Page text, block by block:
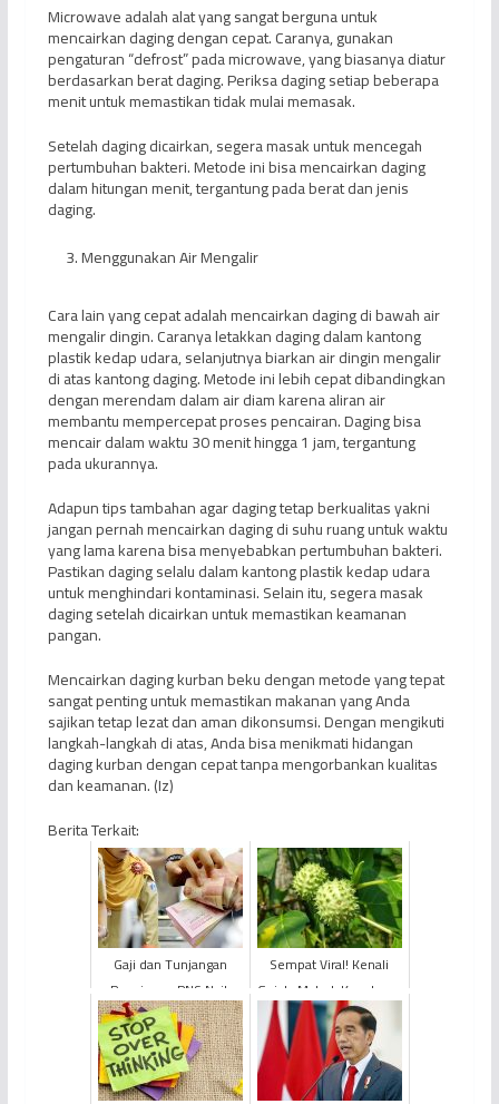
Microwave adalah alat yang sangat berguna untuk
mencairkan daging dengan cepat. Caranya, gunakan
pengaturan “defrost” pada microwave, yang biasanya diatur
berdasarkan berat daging. Periksa daging setiap beberapa
menit untuk memastikan tidak mulai memasak.
Setelah daging dicairkan, segera masak untuk mencegah
pertumbuhan bakteri. Metode ini bisa mencairkan daging
dalam hitungan menit, tergantung pada berat dan jenis
daging.
Menggunakan Air Mengalir
Cara lain yang cepat adalah mencairkan daging di bawah air
mengalir dingin. Caranya letakkan daging dalam kantong
plastik kedap udara, selanjutnya biarkan air dingin mengalir
di atas kantong daging. Metode ini lebih cepat dibandingkan
dengan merendam dalam air diam karena aliran air
membantu mempercepat proses pencairan. Daging bisa
mencair dalam waktu 30 menit hingga 1 jam, tergantung
pada ukurannya.
Adapun tips tambahan agar daging tetap berkualitas yakni
jangan pernah mencairkan daging di suhu ruang untuk waktu
yang lama karena bisa menyebabkan pertumbuhan bakteri.
Pastikan daging selalu dalam kantong plastik kedap udara
untuk menghindari kontaminasi. Selain itu, segera masak
daging setelah dicairkan untuk memastikan keamanan
pangan.
Mencairkan daging kurban beku dengan metode yang tepat
sangat penting untuk memastikan makanan yang Anda
sajikan tetap lezat dan aman dikonsumsi. Dengan mengikuti
langkah-langkah di atas, Anda bisa menikmati hidangan
daging kurban dengan cepat tanpa mengorbankan kualitas
dan keamanan. (Iz)
Berita Terkait:
Gaji dan Tunjangan
Pensiunan PNS Naik
Tahun Depan, Berikut
Syarat dan
Ketentuannya
Sempat Viral! Kenali
Gejala Mabuk Kecubung
yang Berpotensi
Mematikan